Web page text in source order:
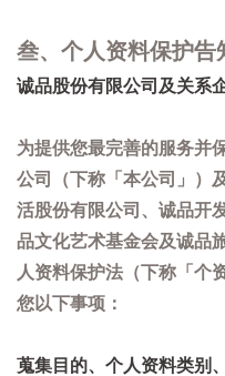
叁、个人资料保护告
诚品股份有限公司及关系
为提供您最完善的服务并
公司（下称「本公司」）
活股份有限公司、诚品开
品文化艺术基金会及诚品
人资料保护法（下称「个
您以下事项：
蒐集目的、个人资料类别